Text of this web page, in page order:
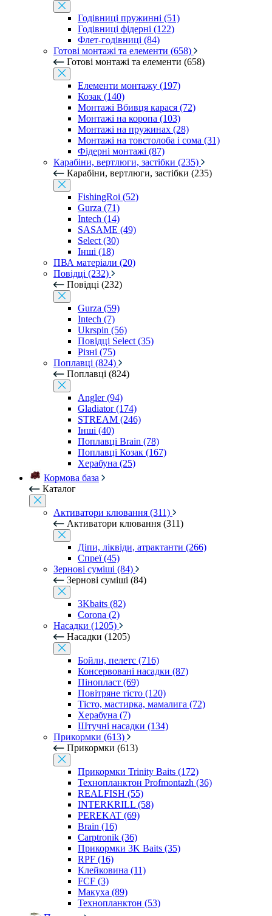
Годівниці пружинні (51)
Годівниці фідерні (122)
Флет-годівниці (84)
Готові монтажі та елементи (658)
Готові монтажі та елементи (658)
Елементи монтажу (197)
Козак (140)
Монтажі Вбивця карася (72)
Монтажі на коропа (103)
Монтажі на пружинах (28)
Монтажі на товстолоба і сома (31)
Фідерні монтажі (87)
Карабіни, вертлюги, застібки (235)
Карабіни, вертлюги, застібки (235)
FishingRoi (52)
Gurza (71)
Intech (14)
SASAME (49)
Select (30)
Інші (18)
ПВА матеріали (20)
Повідці (232)
Повідці (232)
Gurza (59)
Intech (7)
Ukrspin (56)
Повідці Select (35)
Різні (75)
Поплавці (824)
Поплавці (824)
Angler (94)
Gladiator (174)
STREAM (246)
Інші (40)
Поплавці Brain (78)
Поплавці Козак (167)
Херабуна (25)
Кормова база
Каталог
Активатори клювання (311)
Активатори клювання (311)
Діпи, ліквіди, атрактанти (266)
Спреї (45)
Зернові суміші (84)
Зернові суміші (84)
3Kbaits (82)
Corona (2)
Насадки (1205)
Насадки (1205)
Бойли, пелетс (716)
Консервовані насадки (87)
Пінопласт (69)
Повітряне тісто (120)
Тісто, мастирка, мамалига (72)
Херабуна (7)
Штучні насадки (134)
Прикормки (613)
Прикормки (613)
Прикормки Trinity Baits (172)
Технопланктон Profmontazh (36)
REALFISH (55)
INTERKRILL (58)
PEREKAT (69)
Brain (16)
Carptronik (36)
Прикормки 3K Baits (35)
RPF (16)
Клейковина (11)
FCF (3)
Макуха (89)
Технопланктон (53)